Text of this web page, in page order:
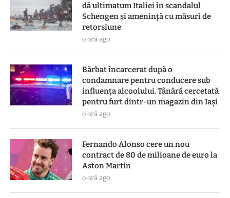
dă ultimatum Italiei în scandalul
Schengen și amenință cu măsuri de
retorsiune
o oră ago
Bărbat încarcerat după o
condamnare pentru conducere sub
influența alcoolului. Tânără cercetată
pentru furt dintr-un magazin din Iași
o oră ago
Fernando Alonso cere un nou
contract de 80 de milioane de euro la
Aston Martin
o oră ago